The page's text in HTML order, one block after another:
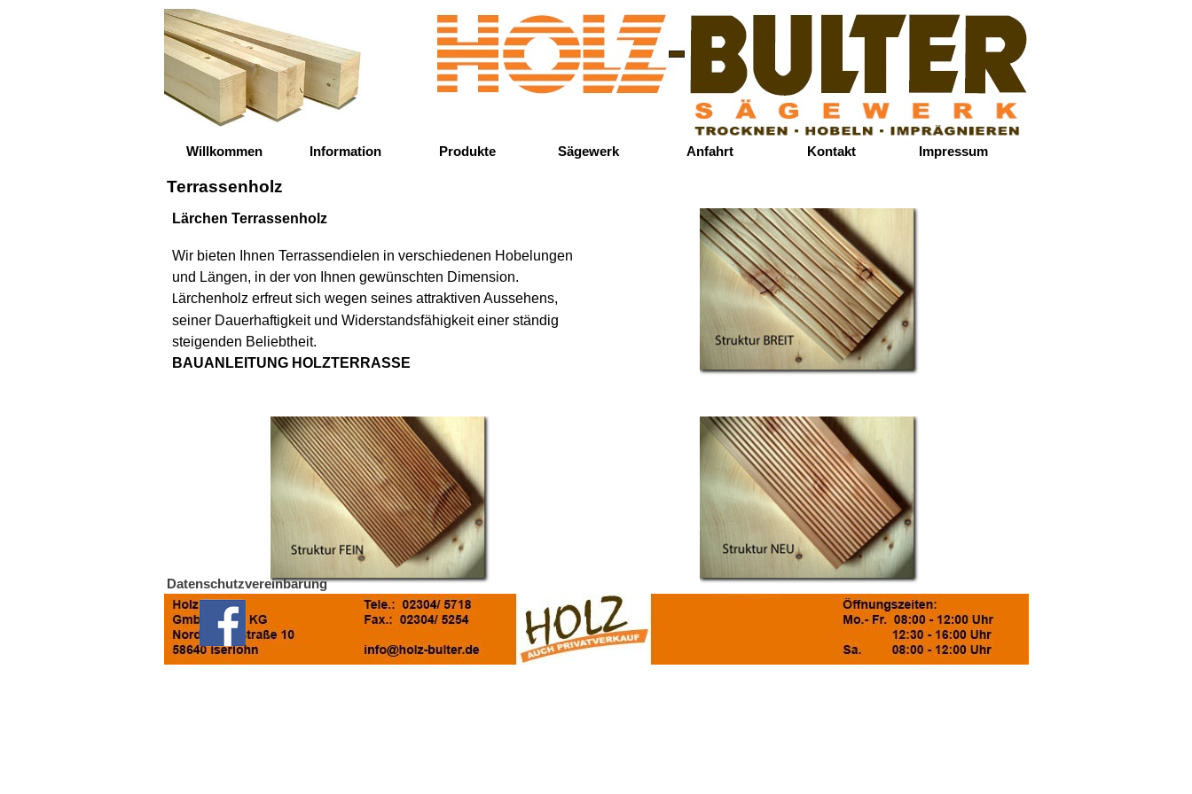
Menü überspringen
Willkommen Information Produkte Sägewerk Anfahrt Kontakt Impressum
Terrassenholz
Lärchen Terrassenholz
Wir bieten Ihnen Terrassendielen in verschiedenen Hobelungen
und Längen, in der von Ihnen gewünschten Dimension.
Lärchenholz erfreut sich wegen seines attraktiven Aussehens,
seiner Dauerhaftigkeit und Widerstandsfähigkeit einer ständig
steigenden Beliebtheit.
BAUANLEITUNG HOLZTERRASSE
Datenschutzvereinbarung